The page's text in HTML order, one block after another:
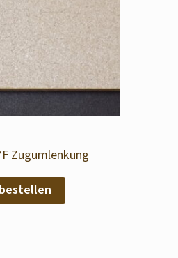
Zugumlenkung